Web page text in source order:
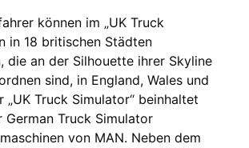
können im „UK Truck
in 18 britischen Städten
die an der Silhouette ihrer Skyline
sind, in England, Wales und
„UK Truck Simulator“ beinhaltet
German Truck Simulator
von MAN. Neben dem